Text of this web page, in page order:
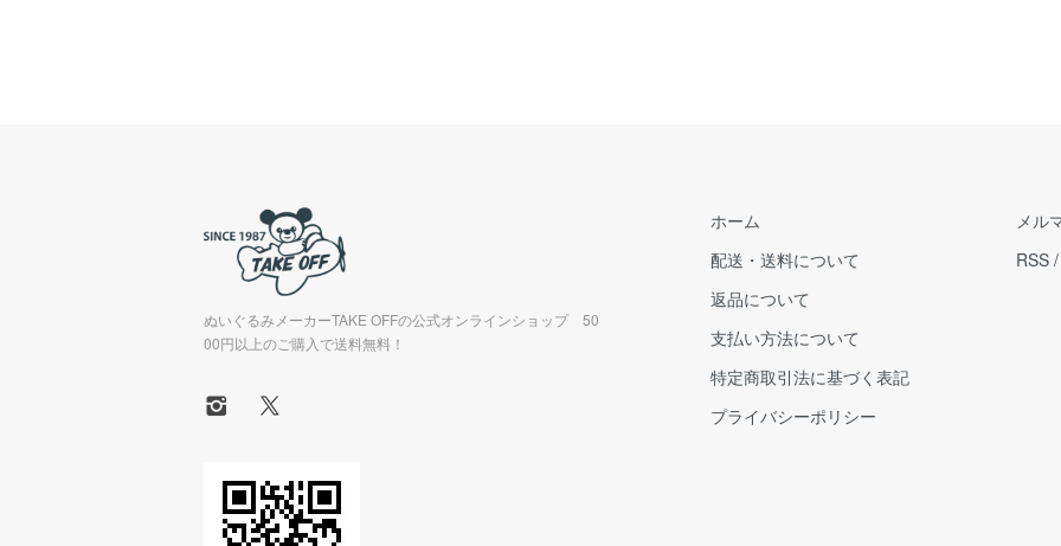
ぬいぐるみメーカーTAKE OFFの公式オンラインショップ 50
00円以上のご購入で送料無料！
ホーム
配送・送料について
返品について
支払い方法について
特定商取引法に基づく表記
プライバシーポリシー
メル
RSS /